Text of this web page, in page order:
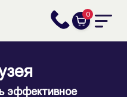
0
эффективное